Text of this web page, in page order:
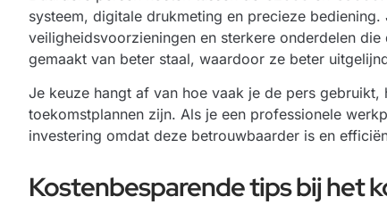
systeem, digitale drukmeting en precieze
veiligheidsvoorzieningen en sterkere onderdelen
gemaakt van beter staal, waardoor ze beter
Je keuze hangt af van hoe vaak je de pers
toekomstplannen zijn. Als je een professionele
investering omdat deze betrouwbaarder is en
Kostenbesparende tips bij het